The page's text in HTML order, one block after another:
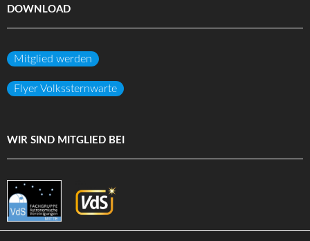
DOWNLOAD
Mitglied werden
Flyer Volkssternwarte
WIR SIND MITGLIED BEI